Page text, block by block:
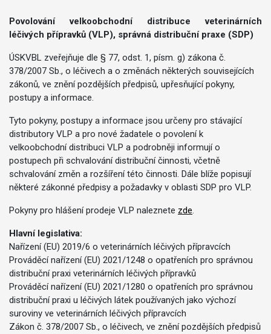
Povolování velkoobchodní distribuce veterinárních
léčivých přípravků (VLP), správná distribuční praxe (SDP)
ÚSKVBL zveřejňuje dle § 77, odst. 1, písm. g) zákona č.
378/2007 Sb., o léčivech a o změnách některých souvisejících
zákonů, ve znění pozdějších předpisů, upřesňující pokyny,
postupy a informace.
Tyto pokyny, postupy a informace jsou určeny pro stávající
distributory VLP a pro nové žadatele o povolení k
velkoobchodní distribuci VLP a podrobněji informují o
postupech při schvalování distribuční činnosti, včetně
schvalování změn a rozšíření této činnosti. Dále blíže popisují
některé zákonné předpisy a požadavky v oblasti SDP pro VLP.
Pokyny pro hlášení prodeje VLP naleznete zde.
Hlavní legislativa:
Nařízení (EU) 2019/6 o veterinárních léčivých přípravcích
Prováděcí nařízení (EU) 2021/1248 o opatřeních pro správnou
distribuční praxi veterinárních léčivých přípravků
Prováděcí nařízení (EU) 2021/1280 o opatřeních pro správnou
distribuční praxi u léčivých látek používaných jako výchozí
suroviny ve veterinárních léčivých přípravcích
Zákon č. 378/2007 Sb., o léčivech, ve znění pozdějších předpisů